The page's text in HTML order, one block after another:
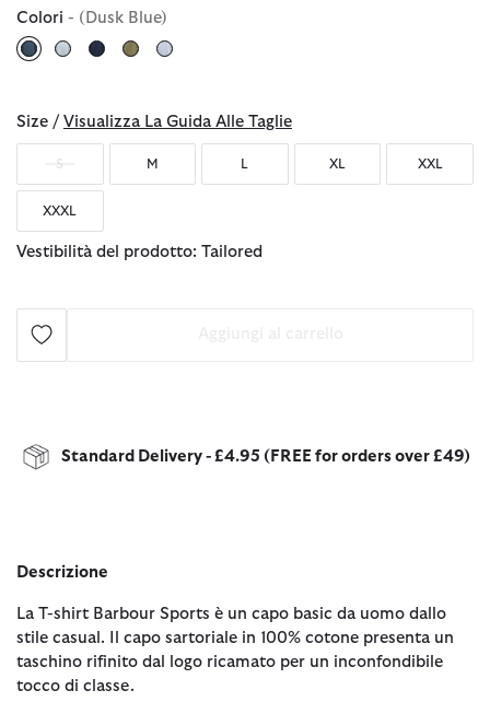
Colori - (Dusk Blue)
Size / Visualizza La Guida Alle Taglie
S M L XL XXL
XXXL
Vestibilità del prodotto: Tailored
Standard Delivery - £4.95 (FREE for orders over £49)
Descrizione
La T-shirt Barbour Sports è un capo basic da uomo dallo
stile casual. Il capo sartoriale in 100% cotone presenta un
taschino rifinito dal logo ricamato per un inconfondibile
tocco di classe.